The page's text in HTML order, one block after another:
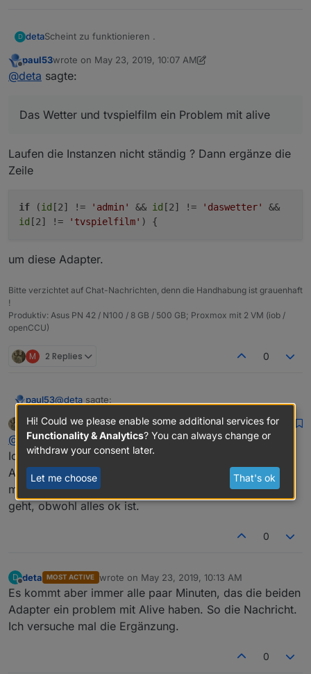
                cnt =
            }
         }
var dpname = ('system.adapter.'
log ('### Wartezeit vorrüber.
if (! getState (dpname). val ) {
if
                    }
log('### Der Fehler hat
            }, timeoutZeit);
            cnt++;
     }
D detaScheint zu funktionieren .
Nur jetzt Meckert er . das der Adapter Das Wetter und
tvspielfilm ein Problem mit alive haben.
Offline
paul53wrote on May 23, 2019, 10:07 AM
last edited by paul53 May 23, 2019, 12:10 PM
@deta sagte:
Das Wetter und tvspielfilm ein Problem mit alive
Laufen die Instanzen nicht ständig ? Dann ergänze die
Zeile
if (id [2] != 'admin' && id [2] != 'daswetter'
&&
id [2] != 'tvspielfilm' ) {
um diese Adapter.
Bitte verzichtet auf Chat-Nachrichten, denn die Handhabung ist grauenhaft
!
Produktiv: Asus PN 42 / N100 / 8 GB / 500 GB; Proxmox mit 2 VM (iob /
openCCU)
M 2 Replies 0
paul53@deta sagte:
Das Wetter und tvspielfilm ein Problem mit alive
Laufen die Instanzen nicht ständig ? Dann ergänze die
Offline
eumatswrote onMay 23, 2019, 10:09 AM
last edited by eumats May 23, 2019, 12:09 PM
@
paul53
Ich glaube er meint mehr, dass der Zustand "toggelt".
Also alive kurzzeitig auf false geht. Ich hatte heute
morgen z.B. 10 Meldungen das der Adapter web nicht
geht, obwohl alles ok ist.
0
D
Offline
deta MOST ACTIVE wrote on May 23, 2019, 10:13 AM
last edited by
Es kommt aber immer alle paar Minuten, das die beiden
Adapter ein problem mit Alive haben. So die Nachricht.
Ich versuche mal die Ergänzung.
0
Hi! Could we please enable some additional services for
Functionality & Analytics? You can always change or
withdraw your consent later.
Let me choose That's ok